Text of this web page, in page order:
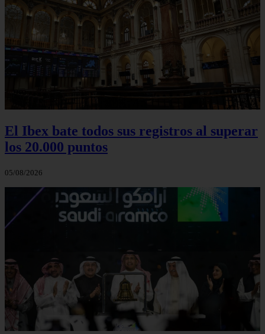
El Ibex bate todos sus registros al superar
los 20.000 puntos
05/08/2026